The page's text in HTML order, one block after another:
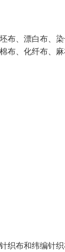
布、漂白布、
布、化纤布、
织布和纬编针